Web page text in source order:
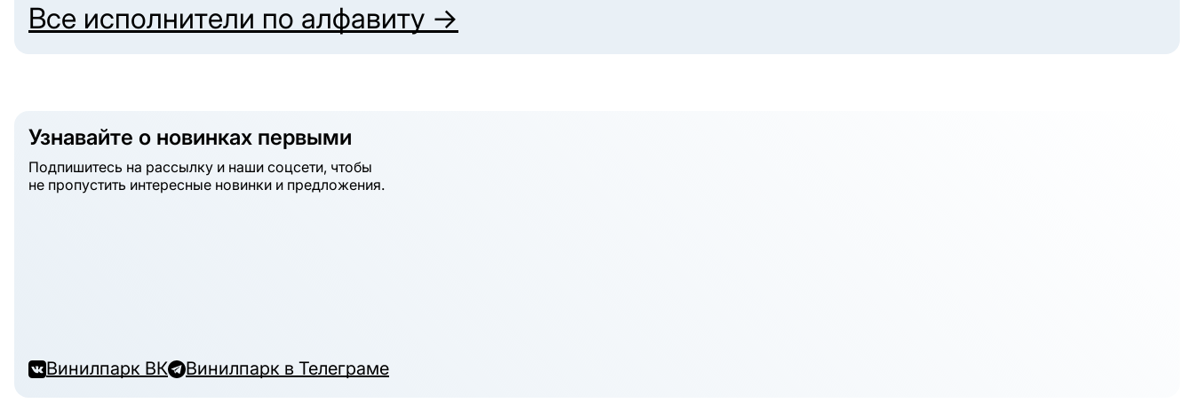
Все исполнители по алфавиту →
Узнавайте о новинках первыми
Подпишитесь на рассылку и наши соцсети, чтобы
не пропустить интересные новинки и предложения.
Винилпарк ВК Винилпарк в Телеграме